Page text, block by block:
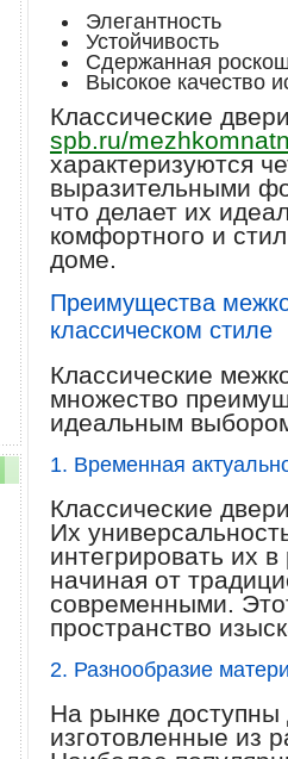
Элегантность
Устойчивость
Сдержанная
Высокое качество
Классические
spb.ru/
характеризуются
выразительными
что делает их
комфортного и
доме.
Преимущества
классическом стиле
Классические
множество
идеальным
1. Временная
Классические
Их
интегрировать их
начиная от
современными.
пространство
2. Разнообразие
На рынке доступны
изготовленные из